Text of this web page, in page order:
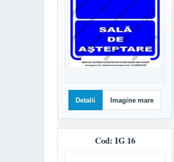
Detalii Imagine mare
Cod: IG 16